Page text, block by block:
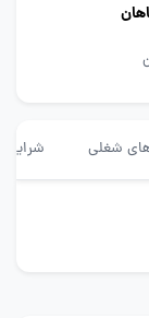
شغلی شرایط